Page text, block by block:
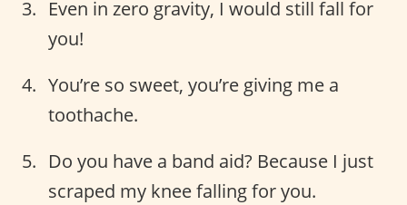
Even in zero gravity, I would still fall for
you!
You’re so sweet, you’re giving me a
toothache.
Do you have a band aid? Because I just
scraped my knee falling for you.